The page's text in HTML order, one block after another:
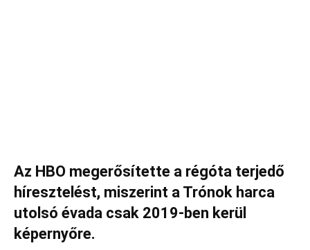
Az HBO megerősítette a régóta terjedő
híresztelést, miszerint a Trónok harca
utolsó évada csak 2019-ben kerül
képernyőre.